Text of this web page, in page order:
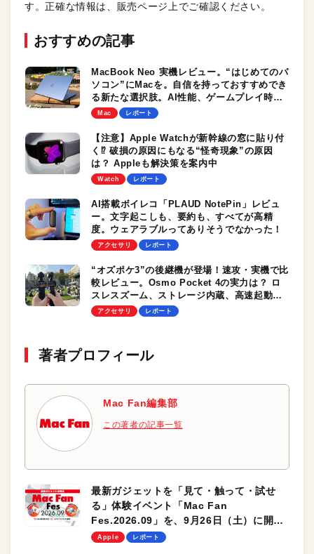
す。正確な情報は、販売ページ上でご確認ください。
おすすめの記事
MacBook Neo 実機レビュー。“はじめてのパ
ソコン”にMacを。自信を持っておすすめでき
る新たな選択肢。AI性能、ゲームプレイ時の
パフォーマンスもチェック！
Mac レポート
【注意】Apple Watchが新幹線の窓に貼り付
く⁉︎ 破損の原因にもなる“怪奇現象”の原因
は？ Appleも解決策を案内中
Watch レポート
AI搭載ボイレコ「PLAUD NotePin」レビュ
ー。文字起こしも、要約も、すべてが高精
度。ウェアラブルってありそうでなかった！
アクセサリ レポート
“オズポケ3”の後継機が登場！速攻・実機で比
較レビュー。Osmo Pocket 4の実力は？ ロ
スレスズーム、ストレージ内蔵、高速起動は
大きな魅力
アクセサリ レポート
著者プロフィール
Mac Fan編集部
この著者の記事一覧
最新ガジェットを「見て・触って・試せ
る」体験イベント「Mac Fan
Fes.2026.09」を、9月26日（土）に開催
します！
Apple レポート